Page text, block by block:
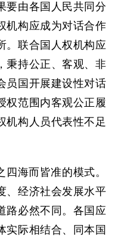
要由各国人民共同分
机构应成为对话合作
。联合国人权机构应
秉持公正、客观、非
员国开展建设性对话
权范围内客观公正履
机构人员代表性不足
海而皆准的模式。
、经济社会发展水平
路必然不同。各国应
实际相结合、同本国